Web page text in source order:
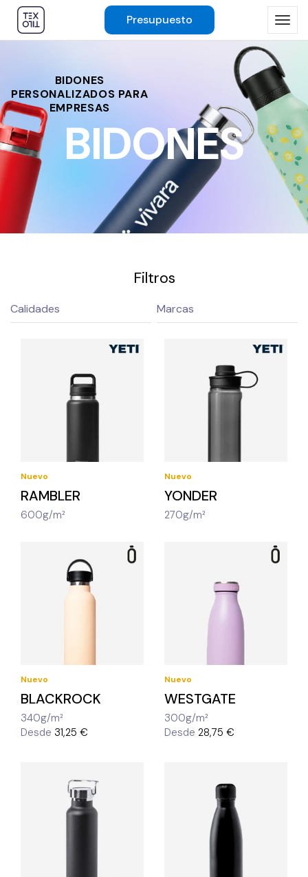
Presupuesto
BIDONES
PERSONALIZADOS PARA
EMPRESAS
BIDONES
Filtros
Nuevo
RAMBLER
600g/m²
Nuevo
YONDER
270g/m²
Nuevo
BLACKROCK
340g/m²
Desde 31,25 €
Nuevo
WESTGATE
300g/m²
Desde 28,75 €